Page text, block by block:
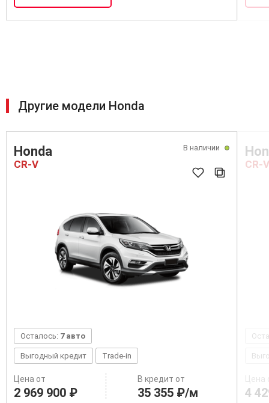
Другие модели Honda
В наличии
Honda
CR-V
Осталось: 7 авто
Выгодный кредит Trade-in
Цена от
2 969 900 ₽
В кредит от
35 355 ₽/м
CR-
Цена
4